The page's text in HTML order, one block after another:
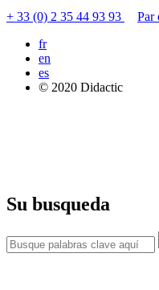
+ 33 (0) 2 35 44 93 93
Par
fr
en
es
© 2020 Didactic
Su busqueda